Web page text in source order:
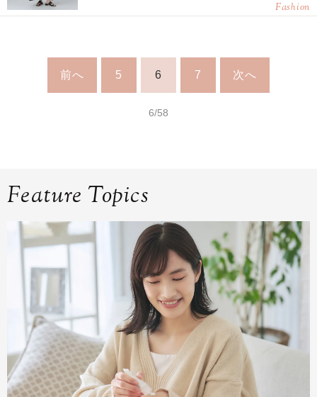
Fashion
前へ 5 6 7 次へ
6/58
Feature Topics